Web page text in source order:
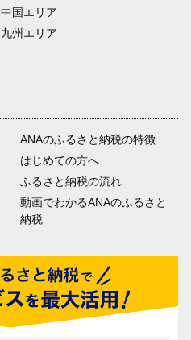
中国エリア
九州エリア
ANAのふるさと納税の特徴
はじめての方へ
ふるさと納税の流れ
動画でわかるANAのふるさと
納税